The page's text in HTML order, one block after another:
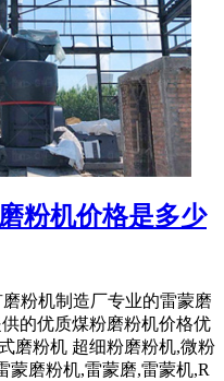
粉机价格是多少
粉机制造厂专业的雷蒙磨
的优质煤粉磨粉机价格优
磨粉机 超细粉磨粉机,微粉
蒙磨粉机,雷蒙磨,雷蒙机,R